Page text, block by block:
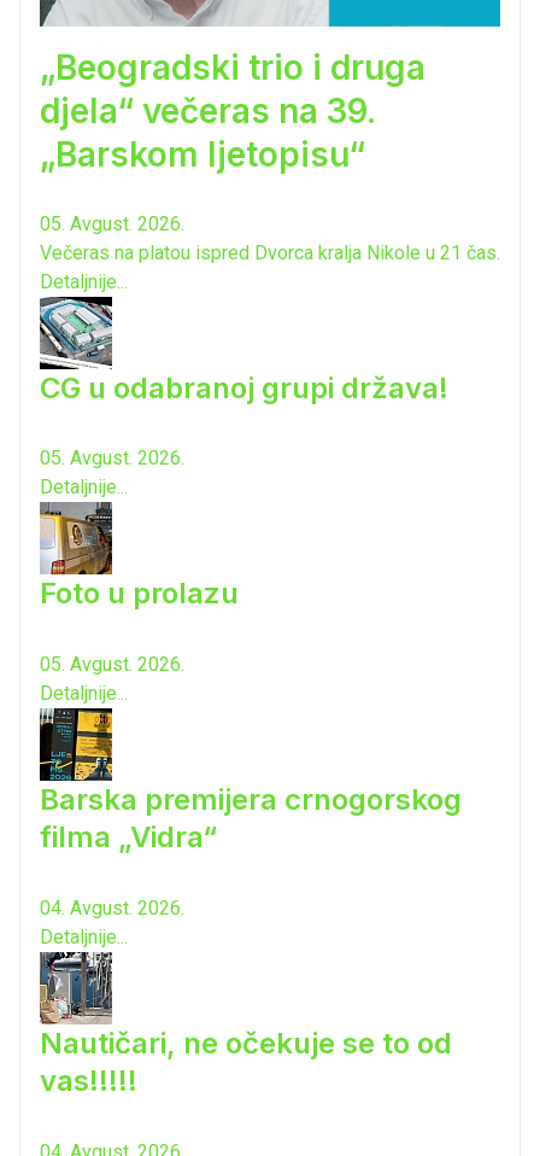
„Beogradski trio i druga
djela“ večeras na 39.
„Barskom ljetopisu“
05. Avgust. 2026.
Večeras na platou ispred Dvorca kralja Nikole u 21 čas.
Detaljnije...
CG u odabranoj grupi država!
05. Avgust. 2026.
Detaljnije...
Foto u prolazu
05. Avgust. 2026.
Detaljnije...
Barska premijera crnogorskog
filma „Vidra“
04. Avgust. 2026.
Detaljnije...
Nautičari, ne očekuje se to od
vas!!!!!